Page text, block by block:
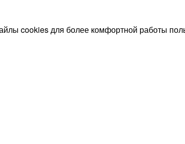
cookies для более комфортной работы